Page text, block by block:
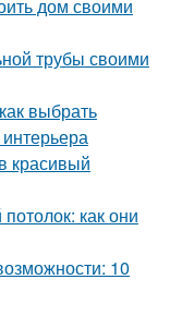
дом своими
трубы своими
выбрать
красивый
как они
10